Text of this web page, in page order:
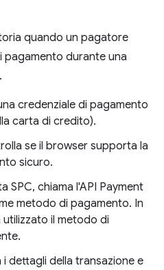
quando un pagatore
pagamento durante una
credenziale di pagamento
carta di credito).
se il browser supporta la
sicuro.
SPC, chiama l'API Payment
metodo di pagamento. In
il metodo di
dettagli della transazione e